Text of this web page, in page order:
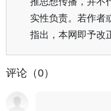
实性负责。若作者
指出，本网即予改
评论（0）